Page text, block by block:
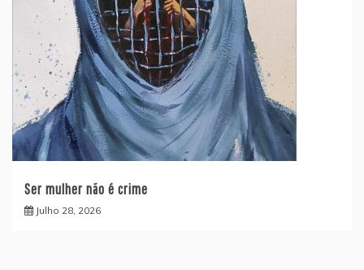
Ser mulher não é crime
Julho 28, 2026